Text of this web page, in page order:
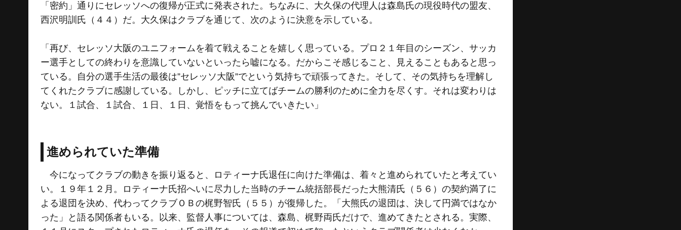
「密約」通りにセレッソへの復帰が正式に発表された。ちなみに、大久保の代理人は森島氏の現役時代の盟友、
西沢明訓氏（４４）だ。大久保はクラブを通じて、次のように決意を示している。
「再び、セレッソ大阪のユニフォームを着て戦えることを嬉しく思っている。プロ２１年目のシーズン、サッカ
ー選手としての終わりを意識していないといったら嘘になる。だからこそ感じること、見えることもあると思っ
ている。自分の選手生活の最後は”セレッソ大阪”でという気持ちで頑張ってきた。そして、その気持ちを理解し
てくれたクラブに感謝している。しかし、ピッチに立てばチームの勝利のために全力を尽くす。それは変わりは
ない。１試合、１試合、１日、１日、覚悟をもって挑んでいきたい」
進められていた準備
今になってクラブの動きを振り返ると、ロティーナ氏退任に向けた準備は、着々と進められていたと考えてい
い。１９年１２月。ロティーナ氏招へいに尽力した当時のチーム統括部長だった大熊清氏（５６）の契約満了に
よる退団を決め、代わってクラブＯＢの梶野智氏（５５）が復帰した。「大熊氏の退団は、決して円満ではなか
った」と語る関係者もいる。以来、監督人事については、森島、梶野両氏だけで、進めてきたとされる。実際、